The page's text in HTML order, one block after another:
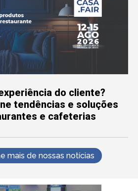
do cliente?
tendências e soluções
e cafeterias
mais de nossas notícias